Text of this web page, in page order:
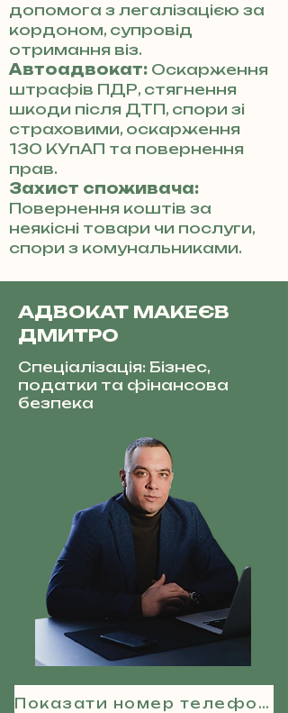
допомога з легалізацією за
кордоном, супровід
отримання віз.
Автоадвокат: Оскарження
штрафів ПДР, стягнення
шкоди після ДТП, спори зі
страховими, оскарження
130 КУпАП та повернення
прав.
Захист споживача:
Повернення коштів за
неякісні товари чи послуги,
спори з комунальниками.
АДВОКАТ МАКЕЄВ
ДМИТРО
Спеціалізація: Бізнес,
податки та фінансова
безпека
Показати номер телефону